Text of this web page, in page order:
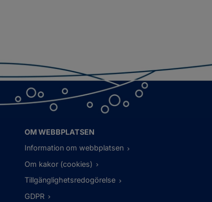
OM WEBBPLATSEN
Information om webbplatsen
Om kakor (cookies)
Tillgänglighetsredogörelse
GDPR